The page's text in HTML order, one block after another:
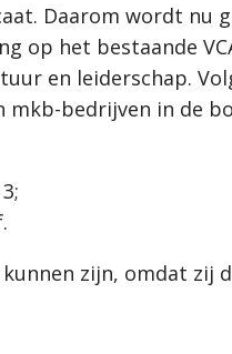
Daarom wordt nu
op het bestaande
en leiderschap.
bedrijven in de
zijn, omdat zij